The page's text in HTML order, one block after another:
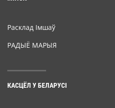
Расклад Імшаў
РАДЫЁ МАРЫЯ
КАСЦЁЛ У БЕЛАРУСІ